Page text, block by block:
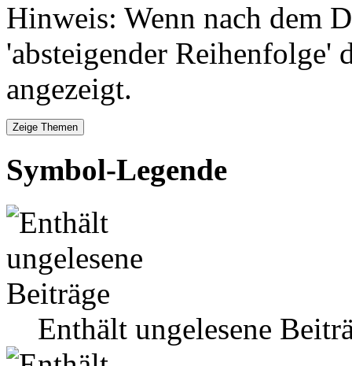
Hinweis: Wenn nach dem
'absteigender Reihenfolge'
angezeigt.
Symbol-Legende
Enthält ungelesene